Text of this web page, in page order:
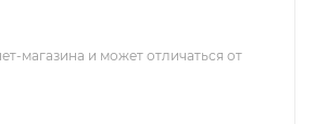
магазина и может отличаться от